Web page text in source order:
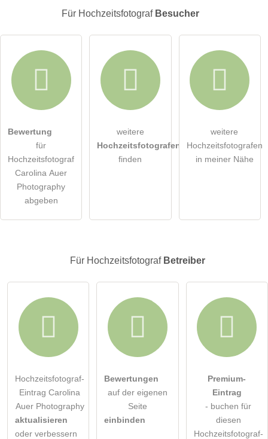
E-Mail-Adresse (wird nicht veröffentlicht)
Die Datenschutzerklärung habe ich zur Kenntnis genommen.
öffentliche Frage stellen
Hinweis:Bitte beachten Sie, öffentliche Fragen sind
Besucher sichtbar
.
Für Hochzeitsfotograf Besucher
Bewertung
für
Hochzeitsfotograf
Carolina Auer
Photography
abgeben
weitere
Hochzeitsfotografen
finden
weitere
Hochzeitsfotografen
in meiner Nähe
Für Hochzeitsfotograf Betreiber
Hochzeitsfotograf-
Eintrag Carolina
Auer Photography
aktualisieren
oder verbessern
Bewertungen
auf der eigenen
Seite
einbinden
Premium-
Eintrag
- buchen für
diesen
Hochzeitsfotograf-